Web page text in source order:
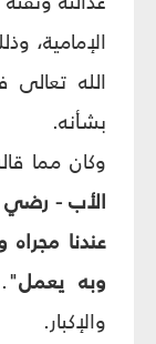
الإمامية،
الله تعالى
بشأنه.
وكان مما
الأب - رضي
عندنا
وبه يعمل".
والإكبار.